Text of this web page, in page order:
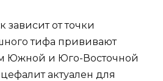
от точки
тифа прививают
Южной и Юго-Восточной
актуален для